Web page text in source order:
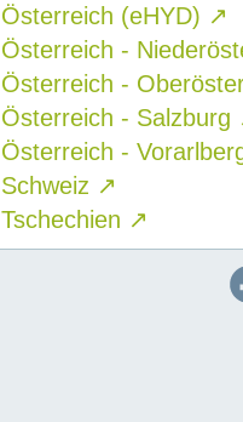
Österreich (eHYD) ↗
Österreich -
Österreich -
Österreich - Salzburg
Österreich -
Schweiz ↗
Tschechien ↗